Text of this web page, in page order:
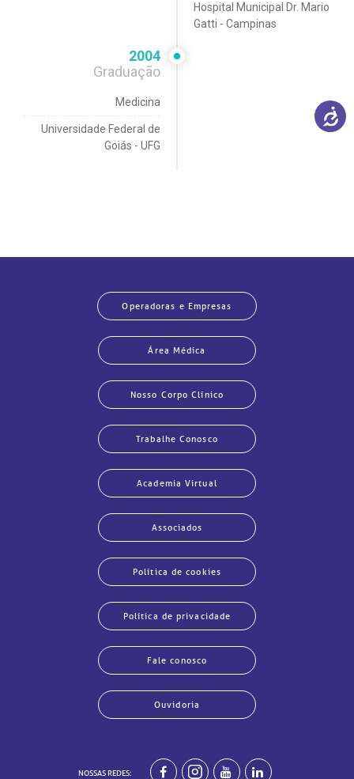
Hospital Municipal Dr. Mario
Gatti - Campinas
2004
Graduação
Medicina
Universidade Federal de
Goiás - UFG
Operadoras e Empresas
Área Médica
Nosso Corpo Clínico
Trabalhe Conosco
Academia Virtual
Associados
Política de cookies
Política de privacidade
Fale conosco
Ouvidoria
NOSSAS REDES: